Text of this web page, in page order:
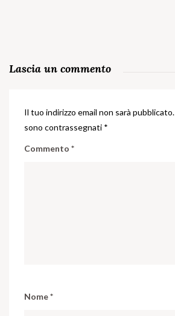
Lascia un commento
Il tuo indirizzo email non sarà pubblicato.
sono contrassegnati *
Commento *
Nome*